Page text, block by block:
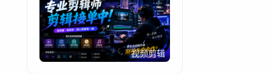
视频剪辑